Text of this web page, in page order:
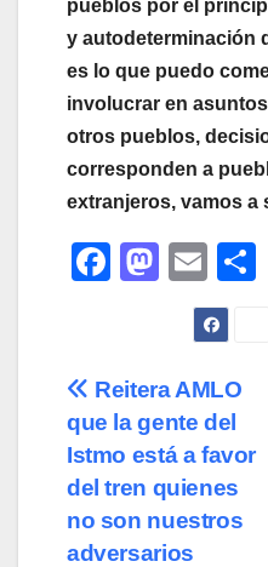
pueblos por el
y autodeterminación
es lo que puedo
involucrar en
otros pueblos,
corresponden a
extranjeros, vamos a
F
e
b
o
o
k
M
o
d
o
n
E
m
ail
Navegación
de
entradas
Reitera AMLO
que la gente del
Istmo está a favor
del tren quienes
no son nuestros
adversarios